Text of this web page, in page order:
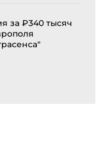
за ₽340 тысяч